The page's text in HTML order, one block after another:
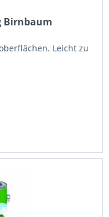
Birnbaum
Leicht zu